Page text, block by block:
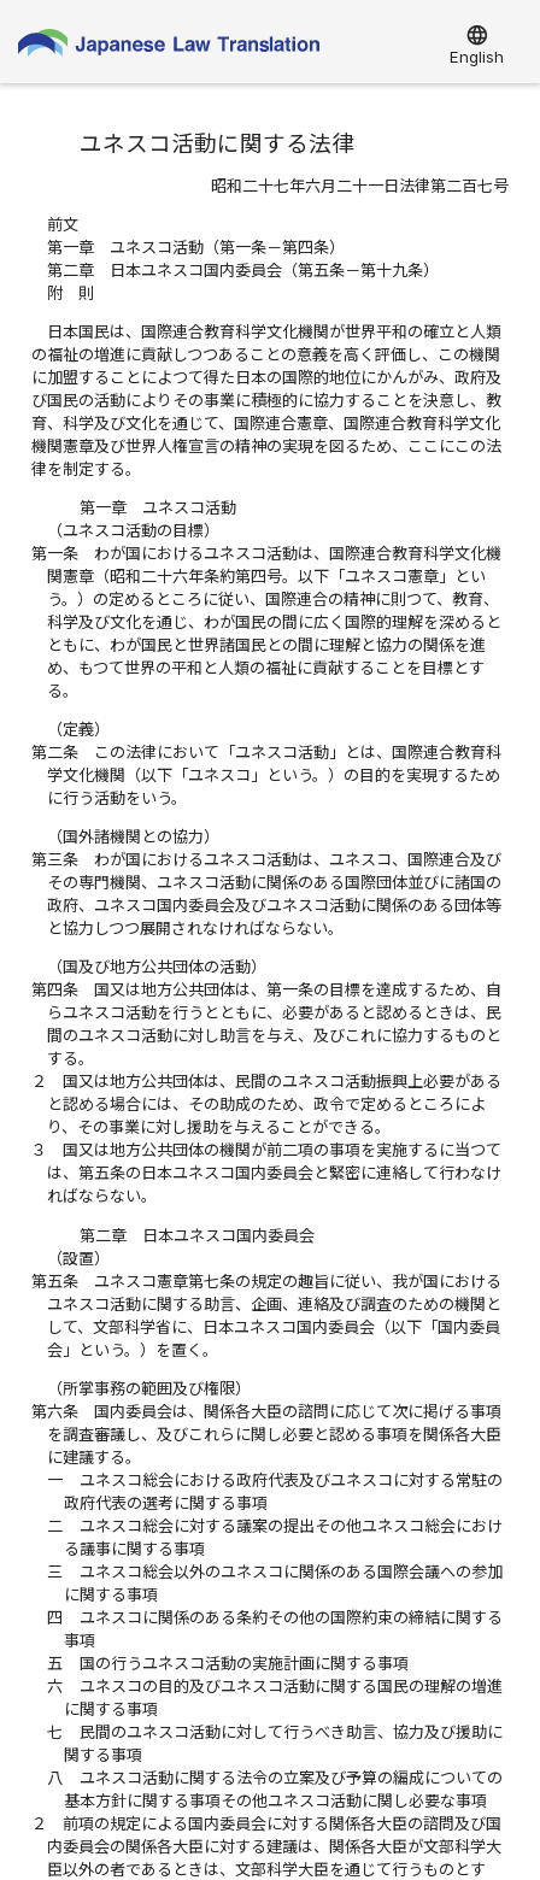
language
English
ユネスコ活動に関する法律
昭和二十七年六月二十一日法律第二百七号
前文
第一章 ユネスコ活動（第一条－第四条）
第二章 日本ユネスコ国内委員会（第五条－第十九条）
附 則
日本国民は、国際連合教育科学文化機関が世界平和の確立と人類
の福祉の増進に貢献しつつあることの意義を高く評価し、この機関
に加盟することによつて得た日本の国際的地位にかんがみ、政府及
び国民の活動によりその事業に積極的に協力することを決意し、教
育、科学及び文化を通じて、国際連合憲章、国際連合教育科学文化
機関憲章及び世界人権宣言の精神の実現を図るため、ここにこの法
律を制定する。
第一章 ユネスコ活動
（ユネスコ活動の目標）
第一条
わが国におけるユネスコ活動は、国際連合教育科学文化機
関憲章（昭和二十六年条約第四号。以下「ユネスコ憲章」とい
う。）の定めるところに従い、国際連合の精神に則つて、教育、
科学及び文化を通じ、わが国民の間に広く国際的理解を深めると
ともに、わが国民と世界諸国民との間に理解と協力の関係を進
め、もつて世界の平和と人類の福祉に貢献することを目標とす
る。
（定義）
第二条
この法律において「ユネスコ活動」とは、国際連合教育科
学文化機関（以下「ユネスコ」という。）の目的を実現するため
に行う活動をいう。
（国外諸機関との協力）
第三条
わが国におけるユネスコ活動は、ユネスコ、国際連合及び
その専門機関、ユネスコ活動に関係のある国際団体並びに諸国の
政府、ユネスコ国内委員会及びユネスコ活動に関係のある団体等
と協力しつつ展開されなければならない。
（国及び地方公共団体の活動）
第四条
国又は地方公共団体は、第一条の目標を達成するため、自
らユネスコ活動を行うとともに、必要があると認めるときは、民
間のユネスコ活動に対し助言を与え、及びこれに協力するものと
する。
２
国又は地方公共団体は、民間のユネスコ活動振興上必要がある
と認める場合には、その助成のため、政令で定めるところによ
り、その事業に対し援助を与えることができる。
３
国又は地方公共団体の機関が前二項の事項を実施するに当つて
は、第五条の日本ユネスコ国内委員会と緊密に連絡して行わなけ
ればならない。
第二章 日本ユネスコ国内委員会
（設置）
第五条
ユネスコ憲章第七条の規定の趣旨に従い、我が国における
ユネスコ活動に関する助言、企画、連絡及び調査のための機関と
して、文部科学省に、日本ユネスコ国内委員会（以下「国内委員
会」という。）を置く。
（所掌事務の範囲及び権限）
第六条
国内委員会は、関係各大臣の諮問に応じて次に掲げる事項
を調査審議し、及びこれらに関し必要と認める事項を関係各大臣
に建議する。
一
ユネスコ総会における政府代表及びユネスコに対する常駐の
政府代表の選考に関する事項
二
ユネスコ総会に対する議案の提出その他ユネスコ総会におけ
る議事に関する事項
三
ユネスコ総会以外のユネスコに関係のある国際会議への参加
に関する事項
四
ユネスコに関係のある条約その他の国際約束の締結に関する
事項
五
国の行うユネスコ活動の実施計画に関する事項
六
ユネスコの目的及びユネスコ活動に関する国民の理解の増進
に関する事項
七
民間のユネスコ活動に対して行うべき助言、協力及び援助に
関する事項
八
ユネスコ活動に関する法令の立案及び予算の編成についての
基本方針に関する事項その他ユネスコ活動に関し必要な事項
２
前項の規定による国内委員会に対する関係各大臣の諮問及び国
内委員会の関係各大臣に対する建議は、関係各大臣が文部科学大
臣以外の者であるときは、文部科学大臣を通じて行うものとす